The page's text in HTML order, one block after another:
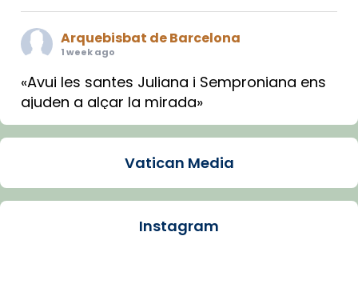
Arquebisbat de Barcelona
1 week ago
«Avui les santes Juliana i Semproniana ens
ajuden a alçar la mirada»
Mons. Sergi Gordo, bisbe de Tortosa, ha
Santes de Mataró.
🔗tinyurl.com/cvu5jmbk
Vatican Media
Instagram